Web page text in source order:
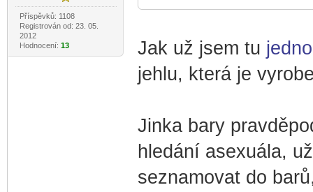
Příspěvků: 1108
Registrován od: 23. 05.
2012
Hodnocení: 13 Jak už jsem tu
jehlu, která je
Jinka bary
hledání asexuála,
seznamovat do